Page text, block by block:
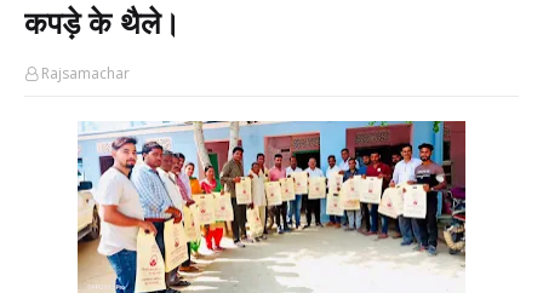
कपड़े के थैले।
Rajsamachar